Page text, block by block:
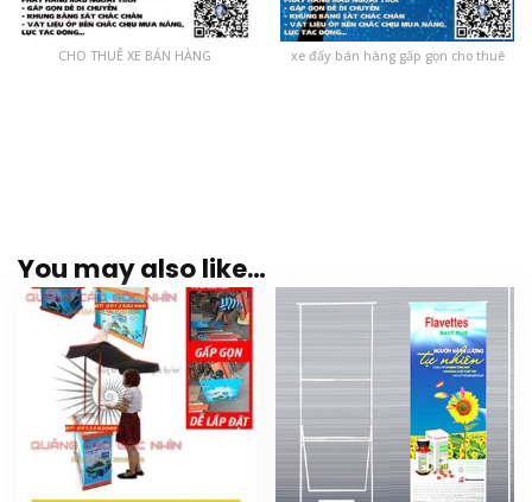
CHO THUÊ XE BÁN HÀNG xe đẩy bán hàng gấp gọn cho thuê
You may also like…